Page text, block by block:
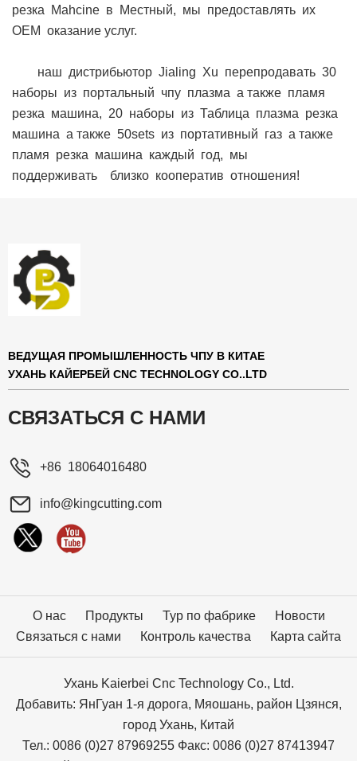
резка Mahcine в Местный, мы предоставлять их
OEM оказание услуг.
наш дистрибьютор Jialing Xu перепродавать 30
наборы из портальный чпу плазма а также пламя
резка машина, 20 наборы из Таблица плазма резка
машина а также 50sets из портативный газ а также
пламя резка машина каждый год, мы
поддерживать
близко кооператив отношения!
ВЕДУЩАЯ ПРОМЫШЛЕННОСТЬ ЧПУ В КИТАЕ
УХАНЬ КАЙЕРБЕЙ CNC TECHNOLOGY CO..LTD
СВЯЗАТЬСЯ С НАМИ
+86 18064016480
info@kingcutting.com
О нас Продукты Тур по фабрике
Новости
Связаться с нами
Контроль качества Карта сайта
Ухань Kaierbei Cnc Technology Co., Ltd.
Добавить: ЯнГуан 1-я дорога, Мяошань, район Цзянся,
город Ухань, Китай
Тел.: 0086 (0)27 87969255 Факс: 0086 (0)27 87413947